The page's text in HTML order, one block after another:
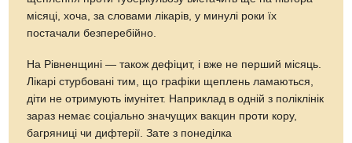
місяці, хоча, за словами лікарів, у минулі роки їх
постачали безперебійно.
На Рівненщині — також дефіцит, і вже не перший місяць.
Лікарі стурбовані тим, що графіки щеплень ламаються,
діти не отримують імунітет. Наприклад в одній з поліклінік
зараз немає соціально значущих вакцин проти кору,
багряниці чи дифтерії. Зате з понеділка